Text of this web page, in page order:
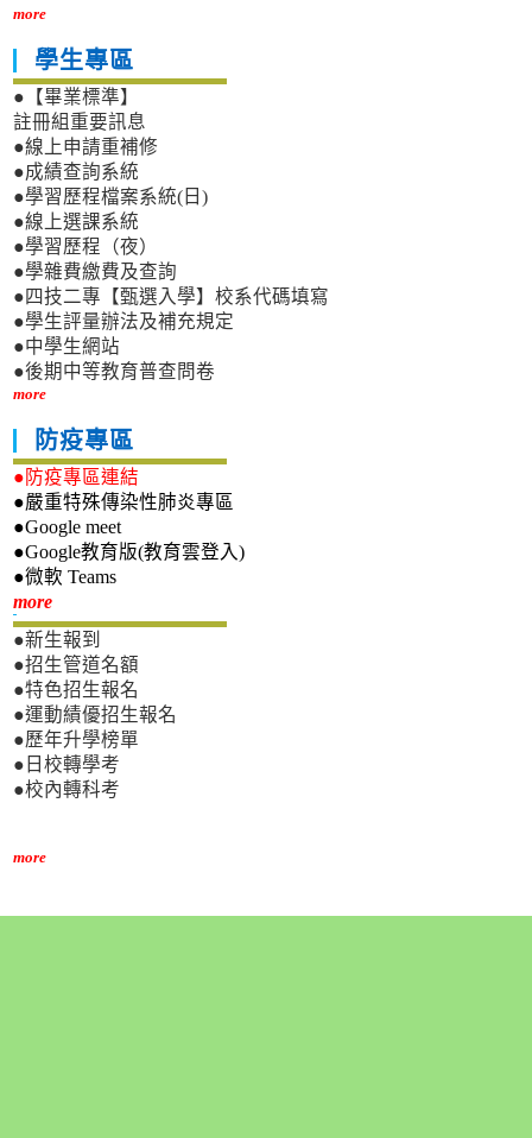
more
學生專區
●【畢業標準】
註冊組重要訊息
●線上申請重補修
●成績查詢系統
●學習歷程檔案系統(日)
●線上選課系統
●學習歷程（夜）
●學雜費繳費及查詢
●四技二專【甄選入學】校系代碼填寫
●學生評量辦法及補充規定
●中學生網站
●後期中等教育普查問卷
more
防疫專區
●防疫專區連結
●嚴重特殊傳染性肺炎專區
●Google meet
●Google教育版(教育雲登入)
●微軟 Teams
more新生專區
●新生報到
●招生管道名額
●特色招生報名
●運動績優招生報名
●歷年升學榜單
●日校轉學考
●校內轉科考
more